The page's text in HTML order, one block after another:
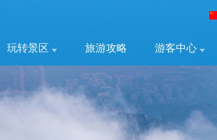
玩转景区 旅游攻略 游客中心